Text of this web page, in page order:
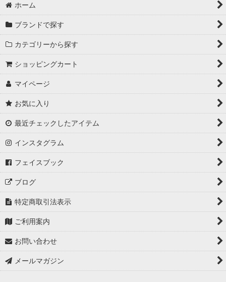
ホーム
ブランドで探す
カテゴリーから探す
ショッピングカート
マイページ
お気に入り
最近チェックしたアイテム
インスタグラム
フェイスブック
ブログ
特定商取引法表示
ご利用案内
お問い合わせ
メールマガジン